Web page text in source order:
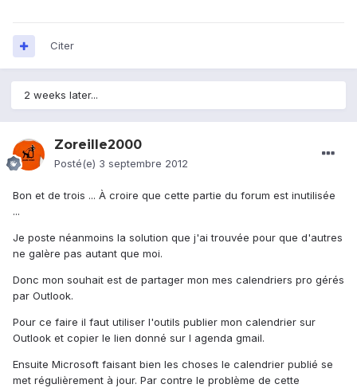
Citer
2 weeks later...
Zoreille2000
Posté(e) 3 septembre 2012
Bon et de trois ... À croire que cette partie du forum est inutilisée
...
Je poste néanmoins la solution que j'ai trouvée pour que d'autres
ne galère pas autant que moi.
Donc mon souhait est de partager mon mes calendriers pro gérés
par Outlook.
Pour ce faire il faut utiliser l'outils publier mon calendrier sur
Outlook et copier le lien donné sur l agenda gmail.
Ensuite Microsoft faisant bien les choses le calendrier publié se
met régulièrement à jour. Par contre le problème de cette